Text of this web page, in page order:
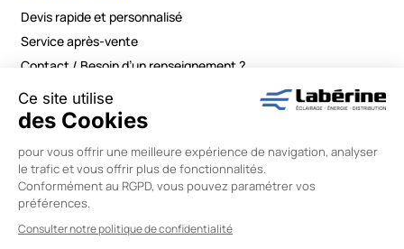
Devis rapide et personnalisé
Service après-vente
Contact / Besoin d’un renseignement ?
Mentions légales |Politiques de confidentialité
Conditions générales de vente|
Modifier vos préférences en matière de cookies
Labérine Énergie © 2026 –Réalisation Wiboo